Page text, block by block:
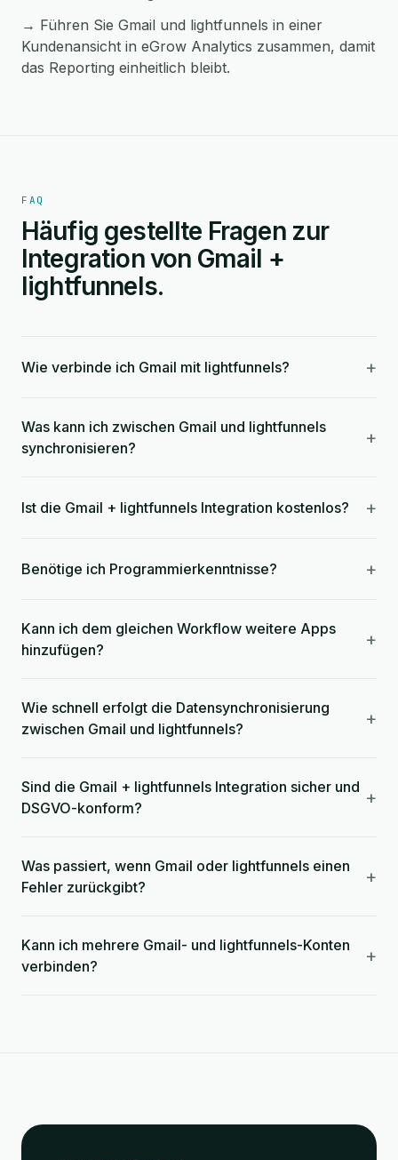
→ Führen Sie Gmail und lightfunnels in einer
Kundenansicht in eGrow Analytics zusammen, damit
das Reporting einheitlich bleibt.
FAQ
Häufig gestellte Fragen zur
Integration von Gmail +
lightfunnels.
Wie verbinde ich Gmail mit lightfunnels? +
Was kann ich zwischen Gmail und lightfunnels
synchronisieren?
+
Ist die Gmail + lightfunnels Integration kostenlos? +
Benötige ich Programmierkenntnisse? +
Kann ich dem gleichen Workflow weitere Apps
hinzufügen?
+
Wie schnell erfolgt die Datensynchronisierung
zwischen Gmail und lightfunnels?
+
Sind die Gmail + lightfunnels Integration sicher und
DSGVO-konform?
+
Was passiert, wenn Gmail oder lightfunnels einen
Fehler zurückgibt?
+
Kann ich mehrere Gmail- und lightfunnels-Konten
verbinden?
+